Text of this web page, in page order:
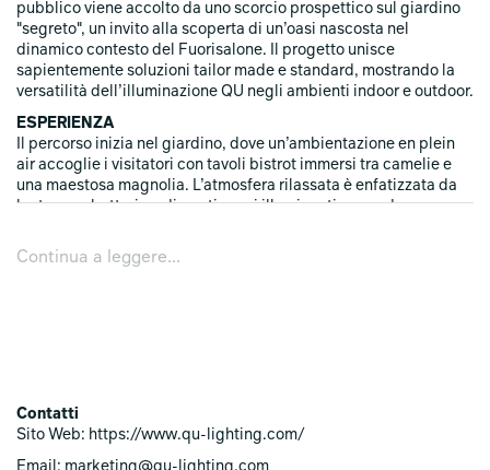
pubblico viene accolto da uno scorcio prospettico sul giardino
"segreto", un invito alla scoperta di un’oasi nascosta nel
dinamico contesto del Fuorisalone. Il progetto unisce
sapientemente soluzioni tailor made e standard, mostrando la
versatilità dell’illuminazione QU negli ambienti indoor e outdoor.
ESPERIENZA
Il percorso inizia nel giardino, dove un’ambientazione en plein
air accoglie i visitatori con tavoli bistrot immersi tra camelie e
una maestosa magnolia. L’atmosfera rilassata è enfatizzata da
lanterne a batteria e discreti corpi illuminanti, creando un
serra offre un punto di osservazione privilegiato sull’interazione
tra luce e buona tavola, con accenti luminosi che evolvono nel
presenta un grande tavolo rotondo, ideale per conversazioni
prolungate, con corpi illuminanti tratti dal Product Book 2025 a
valorizzare l’atmosfera. Infine, la working lounge negli spazi
retrostanti offre un’area dedicata al relax e alle relazioni, con un
Continua a leggere...
Contatti
Sito Web: https://www.qu-lighting.com/
Email: marketing@qu-lighting.com